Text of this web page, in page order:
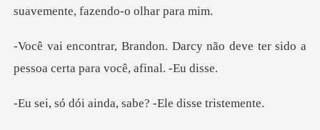
suavemente
cy não deve ter sido a
pessoa cer
nda, sabe? -Ele di